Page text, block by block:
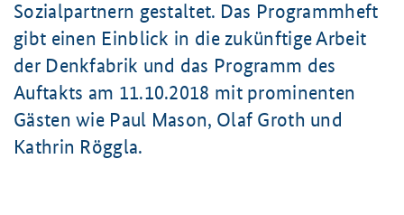
Sozialpartnern gestaltet. Das Programmheft
gibt einen Einblick in die zukünftige Arbeit
der Denkfabrik und das Programm des
Auftakts am 11.10.2018 mit prominenten
Gästen wie Paul Mason, Olaf Groth und
Kathrin Röggla.